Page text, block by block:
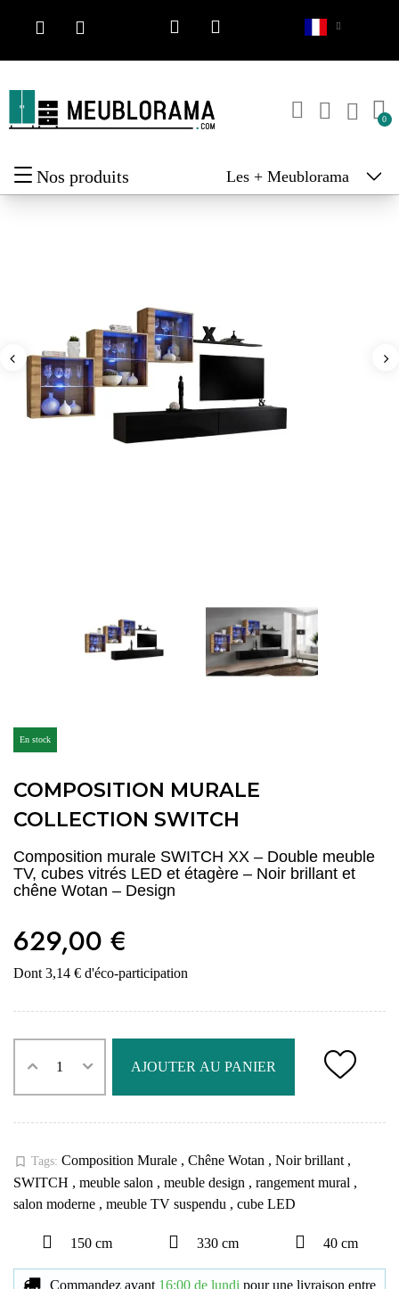
Nos produits Les + Meublorama
En stock
COMPOSITION MURALE
COLLECTION SWITCH
Composition murale SWITCH XX – Double meuble
TV, cubes vitrés LED et étagère – Noir brillant et
chêne Wotan – Design
629,00 €
Dont 3,14 € d'éco-participation
AJOUTER AU PANIER
bookmark_border Tags: Composition Murale , Chêne Wotan , Noir brillant ,
SWITCH , meuble salon , meuble design , rangement mural ,
salon moderne , meuble TV suspendu , cube LED
150 cm 330 cm 40 cm
Commandez avant 16:00 de lundi pour une livraison entre